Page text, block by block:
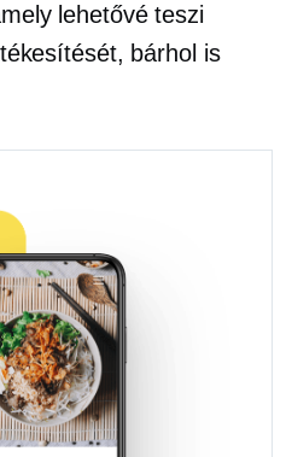
lehetővé teszi
bárhol is